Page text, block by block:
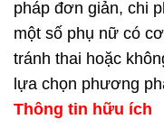
pháp đơn giản, chi
một số phụ nữ có
tránh thai hoặc
lựa chọn phương
Thông tin hữu ích